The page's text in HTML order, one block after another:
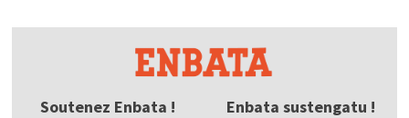
Soutenez Enbata ! Enbata sustengatu !